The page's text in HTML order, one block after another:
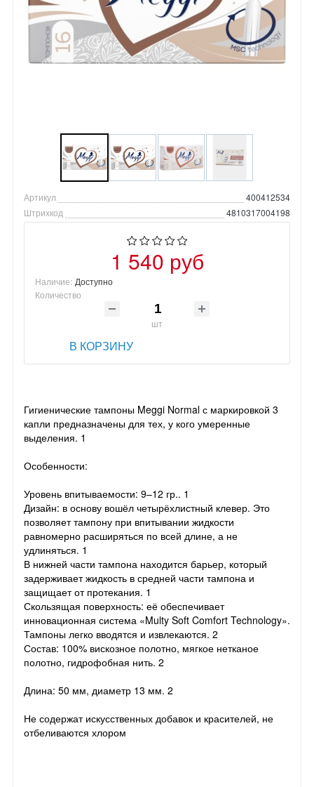
Артикул
400412534
Штрихкод
4810317004198
1 540 руб
Наличие: Доступно
Количество
шт
В КОРЗИНУ
Гигиенические тампоны Meggi Normal с маркировкой 3
капли предназначены для тех, у кого умеренные
выделения. 1
Особенности:
Уровень впитываемости: 9–12 гр.. 1
Дизайн: в основу вошёл четырёхлистный клевер. Это
позволяет тампону при впитывании жидкости
равномерно расширяться по всей длине, а не
удлиняться. 1
В нижней части тампона находится барьер, который
задерживает жидкость в средней части тампона и
защищает от протекания. 1
Скользящая поверхность: её обеспечивает
инновационная система «Multy Soft Comfort Technology».
Тампоны легко вводятся и извлекаются. 2
Состав: 100% вискозное полотно, мягкое нетканое
полотно, гидрофобная нить. 2
Длина: 50 мм, диаметр 13 мм. 2
Не содержат искусственных добавок и красителей, не
отбеливаются хлором